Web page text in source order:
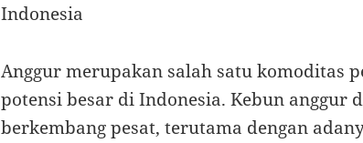
Indonesia
Anggur merupakan salah satu komoditas
potensi besar di Indonesia. Kebun anggur
berkembang pesat, terutama dengan